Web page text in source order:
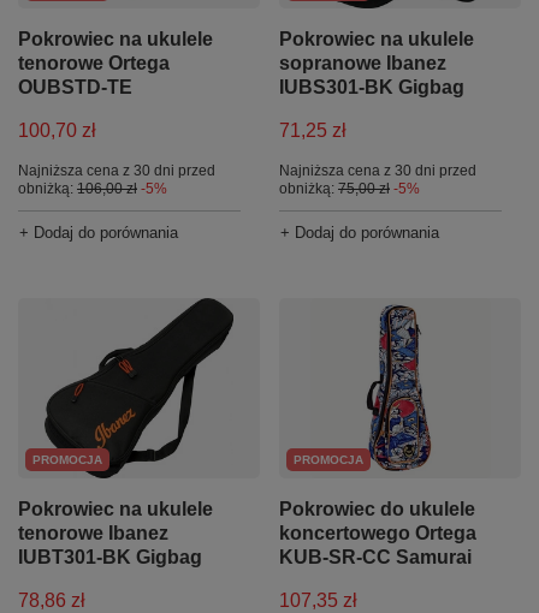
Pokrowiec na ukulele
tenorowe Ortega
OUBSTD-TE
100,70 zł
Najniższa cena z 30 dni przed
obniżką: 106,00 zł -5%
+ Dodaj do porównania
Pokrowiec na ukulele
sopranowe Ibanez
IUBS301-BK Gigbag
71,25 zł
Najniższa cena z 30 dni przed
obniżką: 75,00 zł -5%
+ Dodaj do porównania
PROMOCJA
Pokrowiec na ukulele
tenorowe Ibanez
IUBT301-BK Gigbag
78,86 zł
PROMOCJA
Pokrowiec do ukulele
koncertowego Ortega
KUB-SR-CC Samurai
107,35 zł